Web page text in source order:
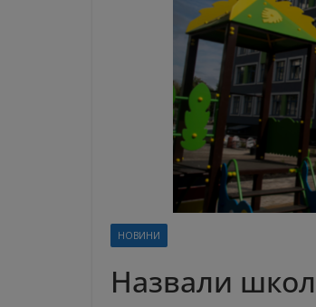
НОВИНИ
Назвали